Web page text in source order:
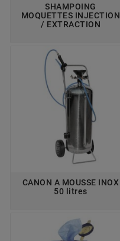
SHAMPOING
MOQUETTES INJECTION
/ EXTRACTION
CANON A MOUSSE INOX
50 litres